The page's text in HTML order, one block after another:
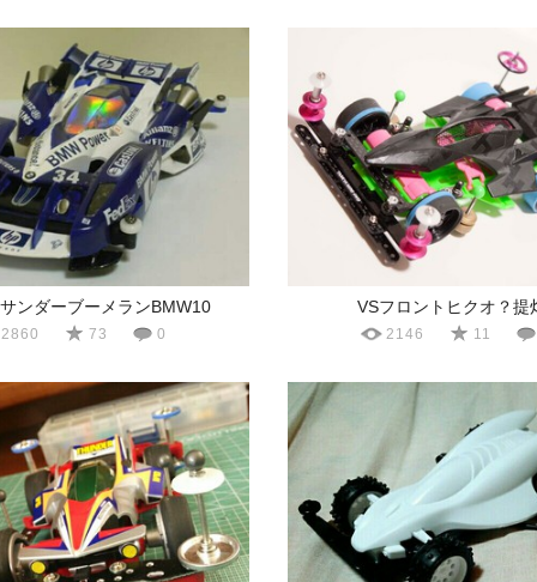
ンダーブーメランBMW10
2860 73 0
VSフロントヒクオ？提
2146 11